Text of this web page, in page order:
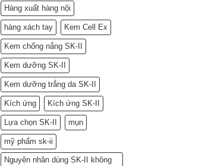
Hàng xuất hàng nội
hàng xách tay Kem Cell Ex
Kem chống nắng SK-II
Kem dưỡng SK-II
Kem dưỡng trắng da SK-II
Kích ứng Kích ứng SK-II
Lựa chọn SK-II mụn
mỹ phẩm sk-ii
Nguyên nhân dùng SK-II không